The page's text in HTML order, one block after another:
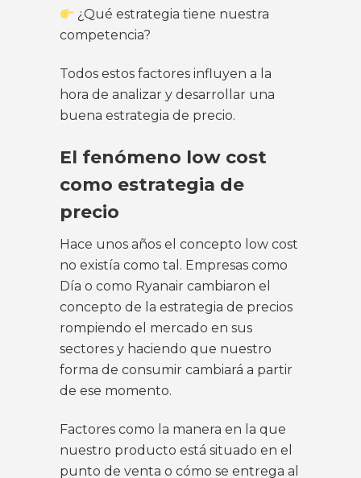
¿Qué estrategia tiene nuestra
competencia?
Todos estos factores influyen a la
hora de analizar y desarrollar una
buena estrategia de precio.
El fenómeno low cost
como estrategia de
precio
Hace unos años el concepto low cost
no existía como tal. Empresas como
Día o como Ryanair cambiaron el
concepto de la estrategia de precios
rompiendo el mercado en sus
sectores y haciendo que nuestro
forma de consumir cambiará a partir
de ese momento.
Factores como la manera en la que
nuestro producto está situado en el
punto de venta o cómo se entrega al